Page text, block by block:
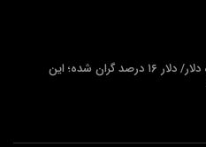
اظهارات همتی درباره دلار/ دلار ۱۶ درصد گران شده؛ این